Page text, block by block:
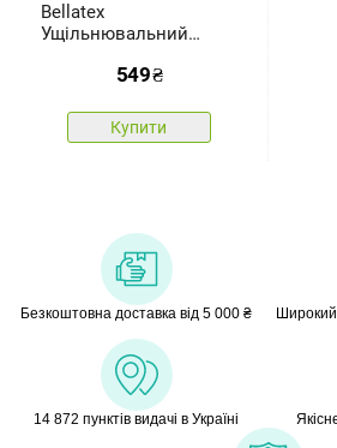
Bellatex
Ущільнювальний
15 x 85 см549₴
Купити
Безкоштовна доставка від 5 000 ₴
Широкий
14 872 пунктів видачі в Україні